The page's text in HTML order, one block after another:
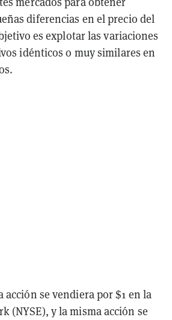
diferencias en el precio del
es explotar las variaciones
idénticos o muy similares en
acción se vendiera por $1 en la
(NYSE), y la misma acción se